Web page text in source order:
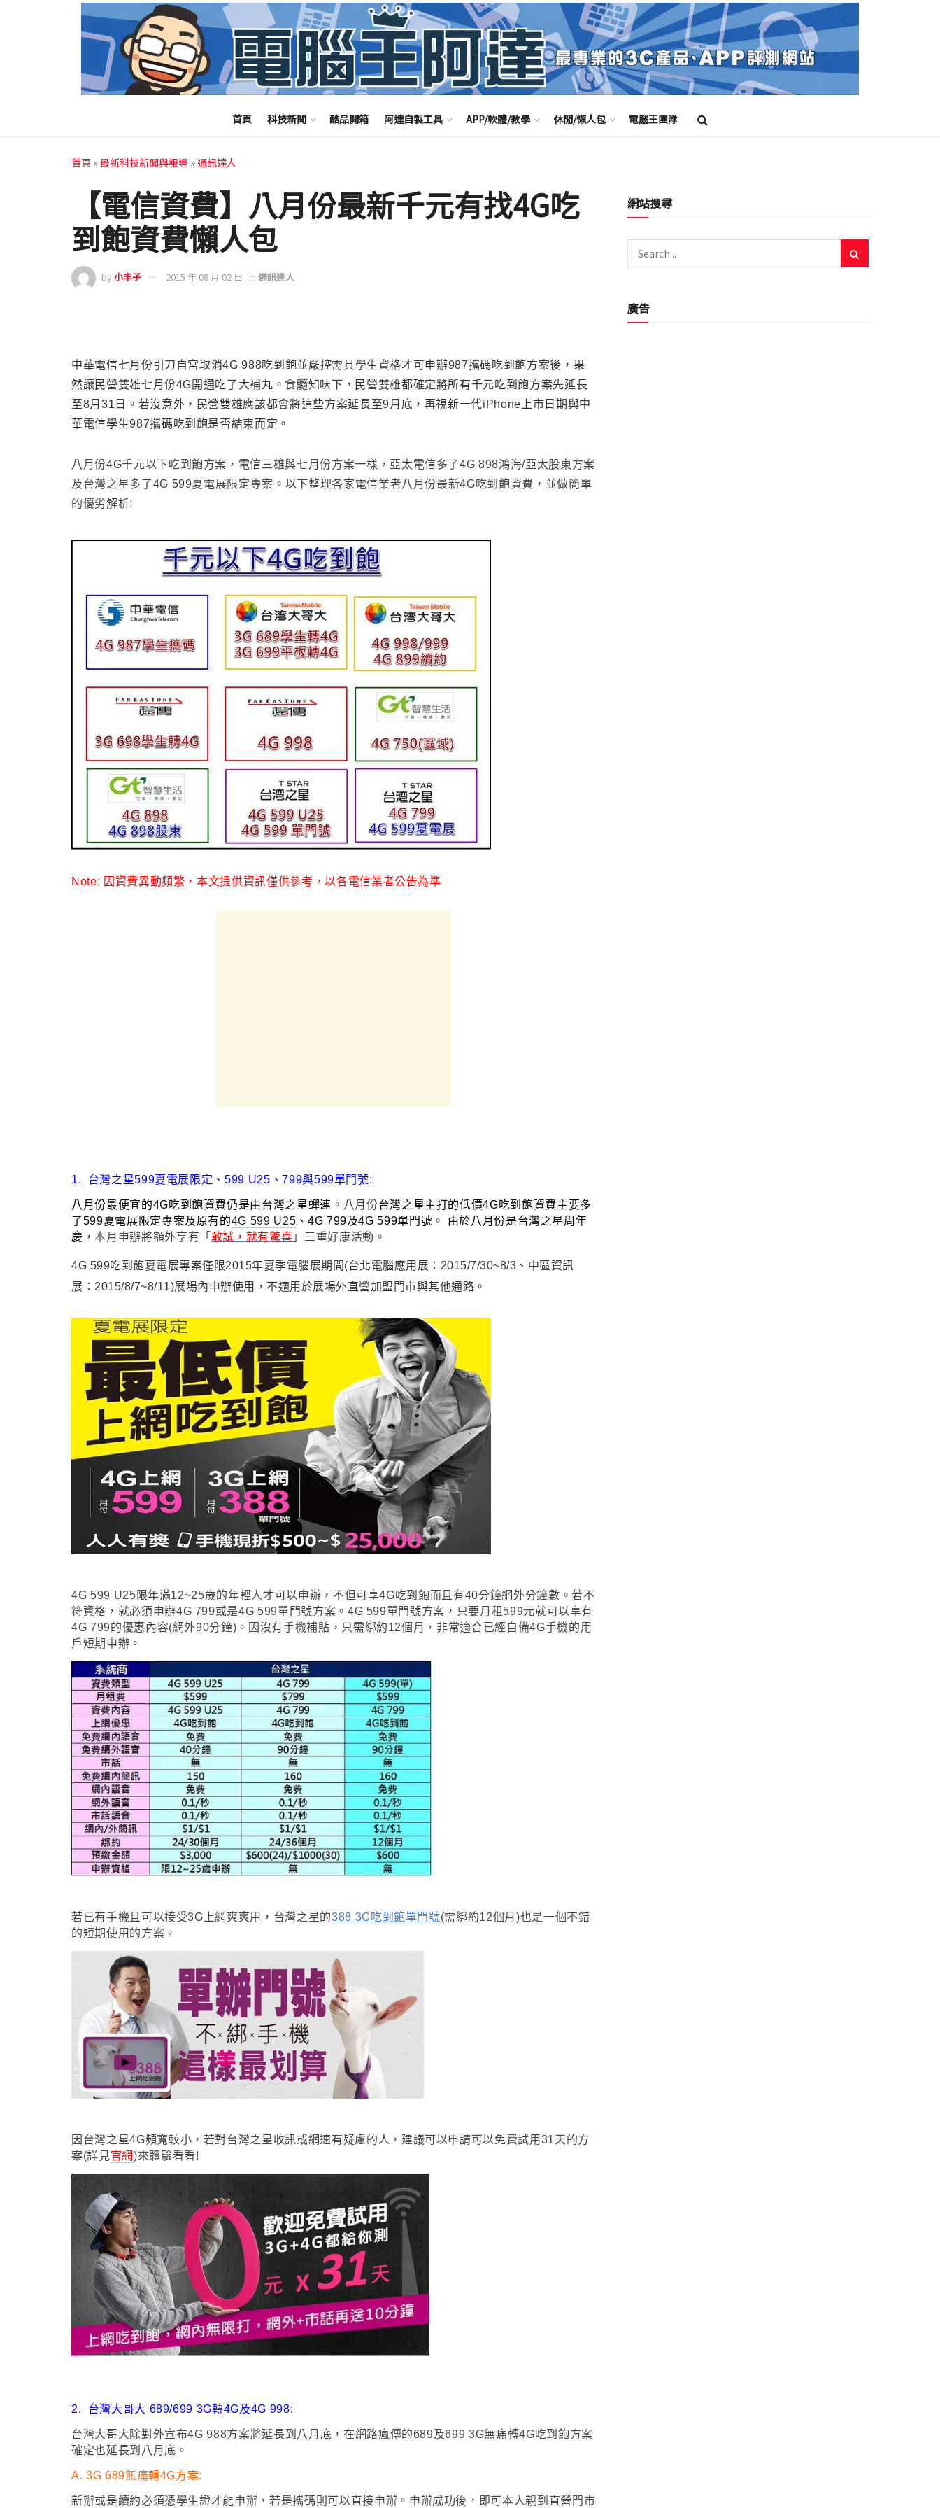
首頁 科技新聞 酷品開箱 阿達自製工具 APP/軟體/教學 休閒/懶人包 電腦王團隊
首頁 »最新科技新聞與報導 »通訊達人
【電信資費】八月份最新千元有找4G吃
到飽資費懶人包
by小丰子 2015 年 08 月 02 日 in 通訊達人
中華電信七月份引刀自宮取消4G 988吃到飽並嚴控需具學生資格才可申辦987攜碼吃到飽方案後 ，果
然讓民營雙雄七月份4G開通吃了大補丸。食髓知味下 ，民營雙雄都確定將所有千元吃到飽方案先延長
至8月31日 。若沒意外，民營雙雄應該都會將這些方案延長至9月底，再視新一代iPhone上市日期與中
華電信學生987攜碼吃到飽是否結束而定 。
八月份4G千元以下吃到飽方案 ，電信三雄與七月份方案一樣 ，亞太電信多了4G 898鴻海/亞太股東方案
及台灣之星多了4G 599夏電展限定專案 。 以下整理各家電信業者八月份最新4G吃到飽資費 ， 並做簡單
的優劣解析:
Note: 因資費異動頻繁 ，本文提供資訊僅供參考 ，以各電信業者公告為準
1. 台灣之星599夏電展限定 、599 U25、799與599單門號:
八月份最便宜的4G吃到飽資費仍是由台灣之星蟬連 。八月份台灣之星主打的低價4G吃到飽資費主要多
了599夏電展限定專案及原有的4G 599 U25 、4G 799及4G 599單門號 。
由於八月份是台灣之星周年
慶 ，本月申辦將額外享有 「 敢試，就有驚喜 」三重好康活動 。
4G 599吃到飽夏電展專案僅限2015年夏季電腦展期間(台北電腦應用展：2015/7/30~8/3、中區資訊
展：2015/8/7~8/11)展場內申辦使用，不適用於展場外直營加盟門市與其他通路。
4G 599 U25限年滿12~25歲的年輕人才可以申辦 ， 不但可享4G吃到飽而且有40分鐘網外分鐘數 。若不
符資格 ， 就必須申辦4G 799或是4G 599單門號方案 。 4G 599單門號方案 ，只要月租599元就可以享有
4G 799的優惠內容(網外90分鐘) 。因沒有手機補貼 ， 只需綁約12個月 ， 非常適合已經自備4G手機的用
戶短期申辦 。
若已有手機且可以接受3G上網爽爽用 ，台灣之星的388 3G吃到飽單門號(需綁約12個月)也是一個不錯
的短期使用的方案 。
因台灣之星4G頻寬較小 ， 若對台灣之星收訊或網速有疑慮的人 ，建議可以申請可以免費試用31天的方
案(詳見官網)來體驗看看!
2. 台灣大哥大 689/699 3G轉4G及4G 998:
台灣大哥大除對外宣布4G 988方案將延長到八月底 ， 在網路瘋傳的689及699 3G無痛轉4G吃到飽方案
確定也延長到八月底 。
A. 3G 689無痛轉4G方案:
新辦或是續約必須憑學生證才能申辦 ，若是攜碼則可以直接申辦 。 申辦成功後 ， 即可本人親到直營門市
網站搜尋
廣告